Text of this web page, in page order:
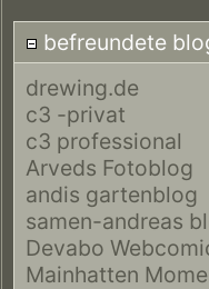
befreundete
drewing.de
c3 -privat
c3 professional
Arveds Fotoblog
andis gartenblog
samen-andreas
Devabo
Mainhatten